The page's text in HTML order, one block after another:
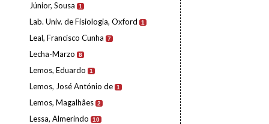
Júnior, Sousa 1
Lab. Univ. de Fisiologia, Oxford 1
Leal, Francisco Cunha 7
Lecha-Marzo 8
Lemos, Eduardo 1
Lemos, José António de 1
Lemos, Magalhães 2
Lessa, Almerindo 10